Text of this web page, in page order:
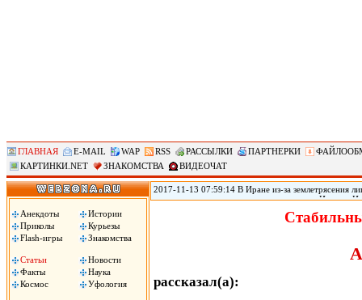
ГЛАВНАЯ E-MAIL WAP RSS РАССЫЛКИ ПАРТНЕРКИ
КАРТИНКИ.NET
ЗНАКОМСТВА ВИДЕОЧАТ
Анекдоты
Истории
Приколы
Курьезы
Flash-игры
Знакомства
Статьи
Новости
Факты
Наука
Космос
Уфология
2017-11-13 07:59:14 В Иране из-за землетрясения
произошедшего в воскресенье на границе Ирана с
вырасти, передает РИА «Новости».
рассказал(а):